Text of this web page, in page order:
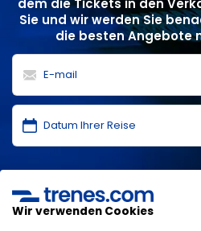
dem die Tickets in den
Sie und wir werden Sie
die besten Angebote
allgemeinen Bedingungen
gelesen und akzeptiere sie.
Wir verwenden Cookies